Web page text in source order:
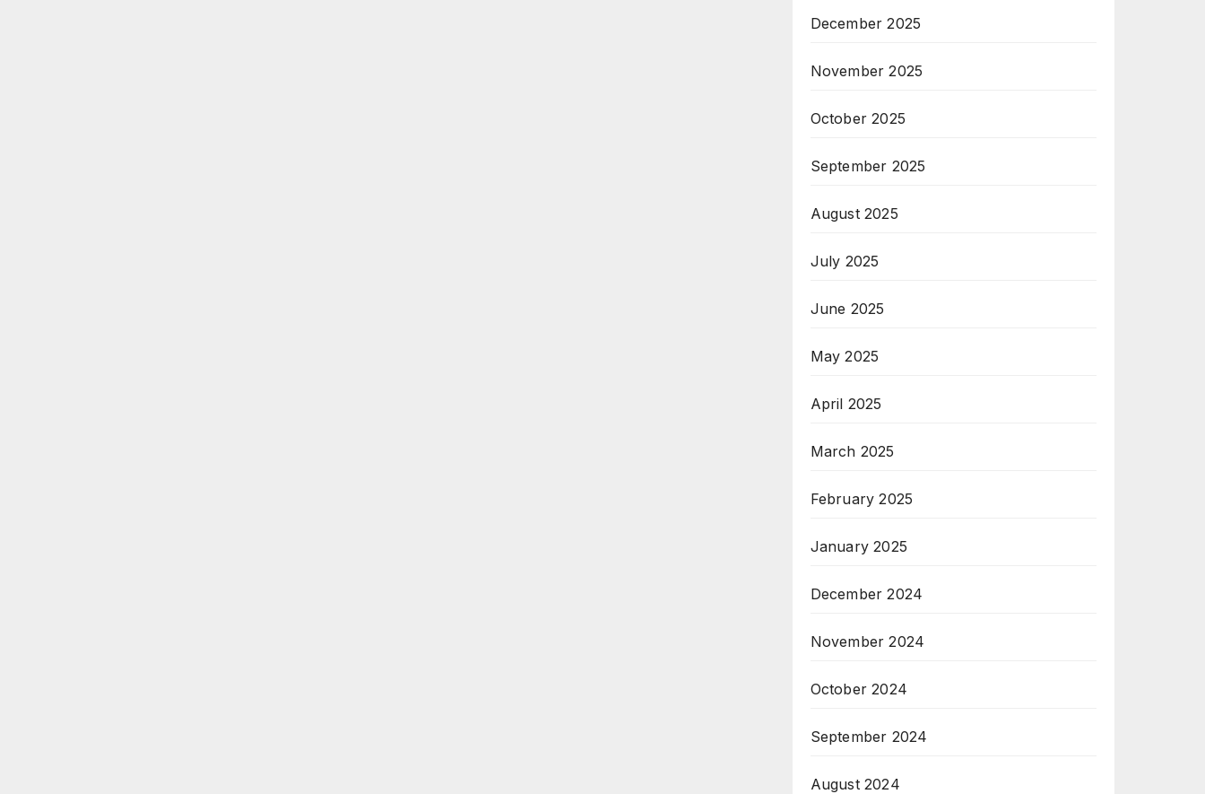
December 2025
November 2025
October 2025
September 2025
August 2025
July 2025
June 2025
May 2025
April 2025
March 2025
February 2025
January 2025
December 2024
November 2024
October 2024
September 2024
August 2024